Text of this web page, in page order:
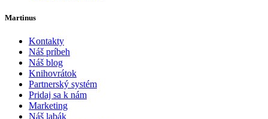
Martinus
Kontakty
Náš príbeh
Náš blog
Knihovrátok
Partnerský systém
Pridaj sa k nám
Marketing
Náš labák